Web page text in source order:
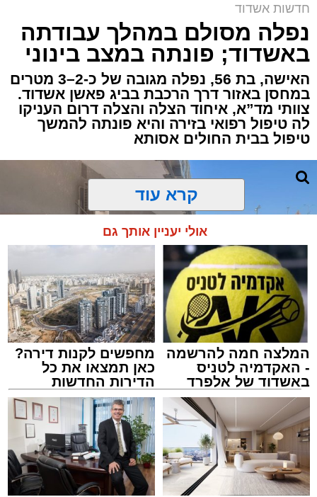
אירוע דרמטי הסתיים בנס רפואי באשדוד, לאחר
שגבר בן 56 התמוטט בביתו שבאחד הרחובות
ברובע י"א בעיר, כתוצאה מאירוע פתאומי שגרם
להפסקת פעילות ליבו.
למקום הוזעקו מיד צוותי רפואה ומתנדבים של
ארגון "איחוד הצלה". החובשים והפרמדיקים
שהגיעו לזירה הבחינו כי הגבר ללא דופק וללא
הכרה, ופתחו מיידית בפעולות החייאה מתקדמות,
הכוללות עיסויי לב ושימוש במפעם (דפיברילטור).
בזכות התושייה והפעילות המהירה והמקצועית של
הצוותים בשטח, ליבו של הגבר שב לפעום.
לאחר ייצוב מצבו הראשוני, הוא פונה באמבולנס
לבית חולים להמשך קבלת טיפול רפואי כשמצבו
מוגדר יציב.
מעוניינים להגיב? לדווח ? צרו איתנו קשר במייל -
ASHDODS@ISNET.CO.IL
חדשות אשדוד
נפלה מסולם במהלך עבודתה
באשדוד; פונתה במצב בינוני
האישה, בת 56, נפלה מגובה של כ-2–3 מטרים
במחסן באזור דרך הרכבת בביג פאשן אשדוד.
צוותי מד”א, איחוד הצלה והצלה דרום העניקו
לה טיפול רפואי בזירה והיא פונתה להמשך
טיפול בבית החולים אסותא
צילום: דוברות איחוד הצלה
עופר אשטוקר / 15:32 07.08.26
קרא עוד
אולי יעניין אותך גם
המלצה חמה להרשמה
- האקדמיה לטניס
באשדוד של אלפרד
קריאולנסקי - לילדים
מחפשים לקנות דירה?
כאן תמצאו את כל
הדירות החדשות
למכירה באשדוד >>>